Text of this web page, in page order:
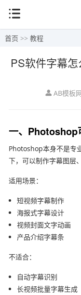
首页 >> 教程
PS软件字幕
AB模板
一、Photoshop
Photoshop本身不是专
下，可以制作字幕图层
适用场景：
短视频字幕制作
海报式字幕设计
视频封面文字动画
产品介绍字幕条
不适合：
自动字幕识别
长视频批量字幕生成